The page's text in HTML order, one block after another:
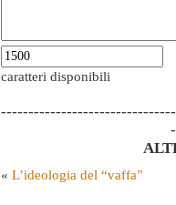
caratteri disponibili
« L’ideologia del “vaffa”